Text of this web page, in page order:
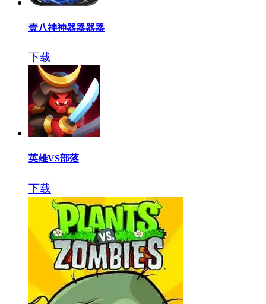
壹八神神器器器器
下载
英雄VS部落
下载